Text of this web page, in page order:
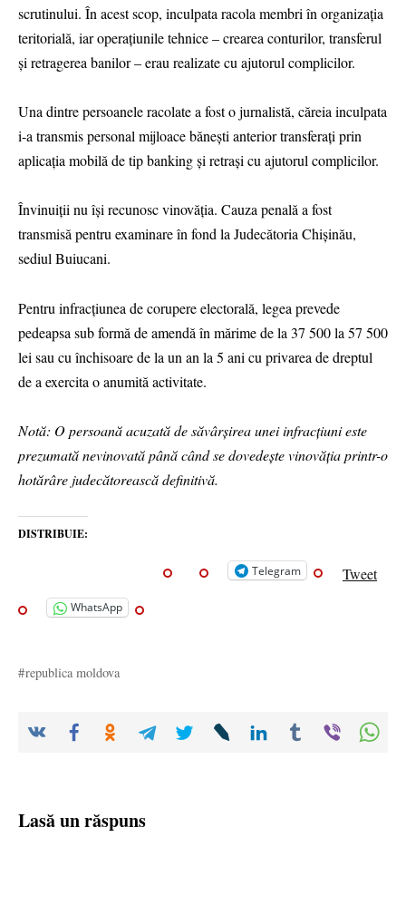
scrutinului. În acest scop, inculpata racola membri în organizația
teritorială, iar operațiunile tehnice – crearea conturilor, transferul
și retragerea banilor – erau realizate cu ajutorul complicilor.
Una dintre persoanele racolate a fost o jurnalistă, căreia inculpata
i-a transmis personal mijloace bănești anterior transferați prin
aplicația mobilă de tip banking și retrași cu ajutorul complicilor.
Învinuiții nu își recunosc vinovăția. Cauza penală a fost
transmisă pentru examinare în fond la Judecătoria Chișinău,
sediul Buiucani.
Pentru infracțiunea de corupere electorală, legea prevede
pedeapsa sub formă de amendă în mărime de la 37 500 la 57 500
lei sau cu închisoare de la un an la 5 ani cu privarea de dreptul
de a exercita o anumită activitate.
Notă: O persoană acuzată de săvârșirea unei infracțiuni este
prezumată nevinovată până când se dovedește vinovăția printr-o
hotărâre judecătorească definitivă.
DISTRIBUIE:
Telegram Tweet
WhatsApp
republica moldova
Lasă un răspuns